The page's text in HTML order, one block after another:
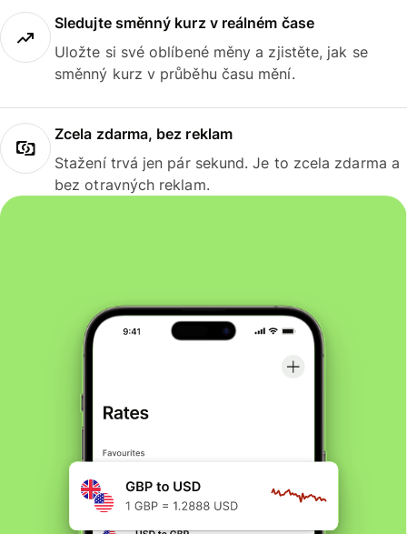
Sledujte směnný kurz v reálném čase
Uložte si své oblíbené měny a zjistěte, jak se
směnný kurz v průběhu času mění.
Zcela zdarma, bez reklam
Stažení trvá jen pár sekund. Je to zcela zdarma a
bez otravných reklam.